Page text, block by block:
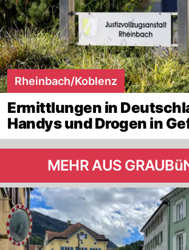
Rheinbach/Koblenz
Ermittlungen in
Handys und Drogen in
MEHR AUS